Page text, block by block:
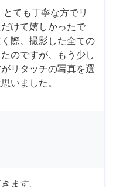
ても丁寧な方でリ
けて嬉しかったで
際、撮影した全ての
のですが、もう少し
リタッチの写真を選
いました。
ます。